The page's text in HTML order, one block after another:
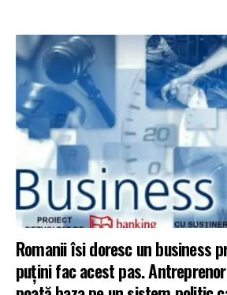
Romanii îsi doresc un business
puţini fac acest pas.